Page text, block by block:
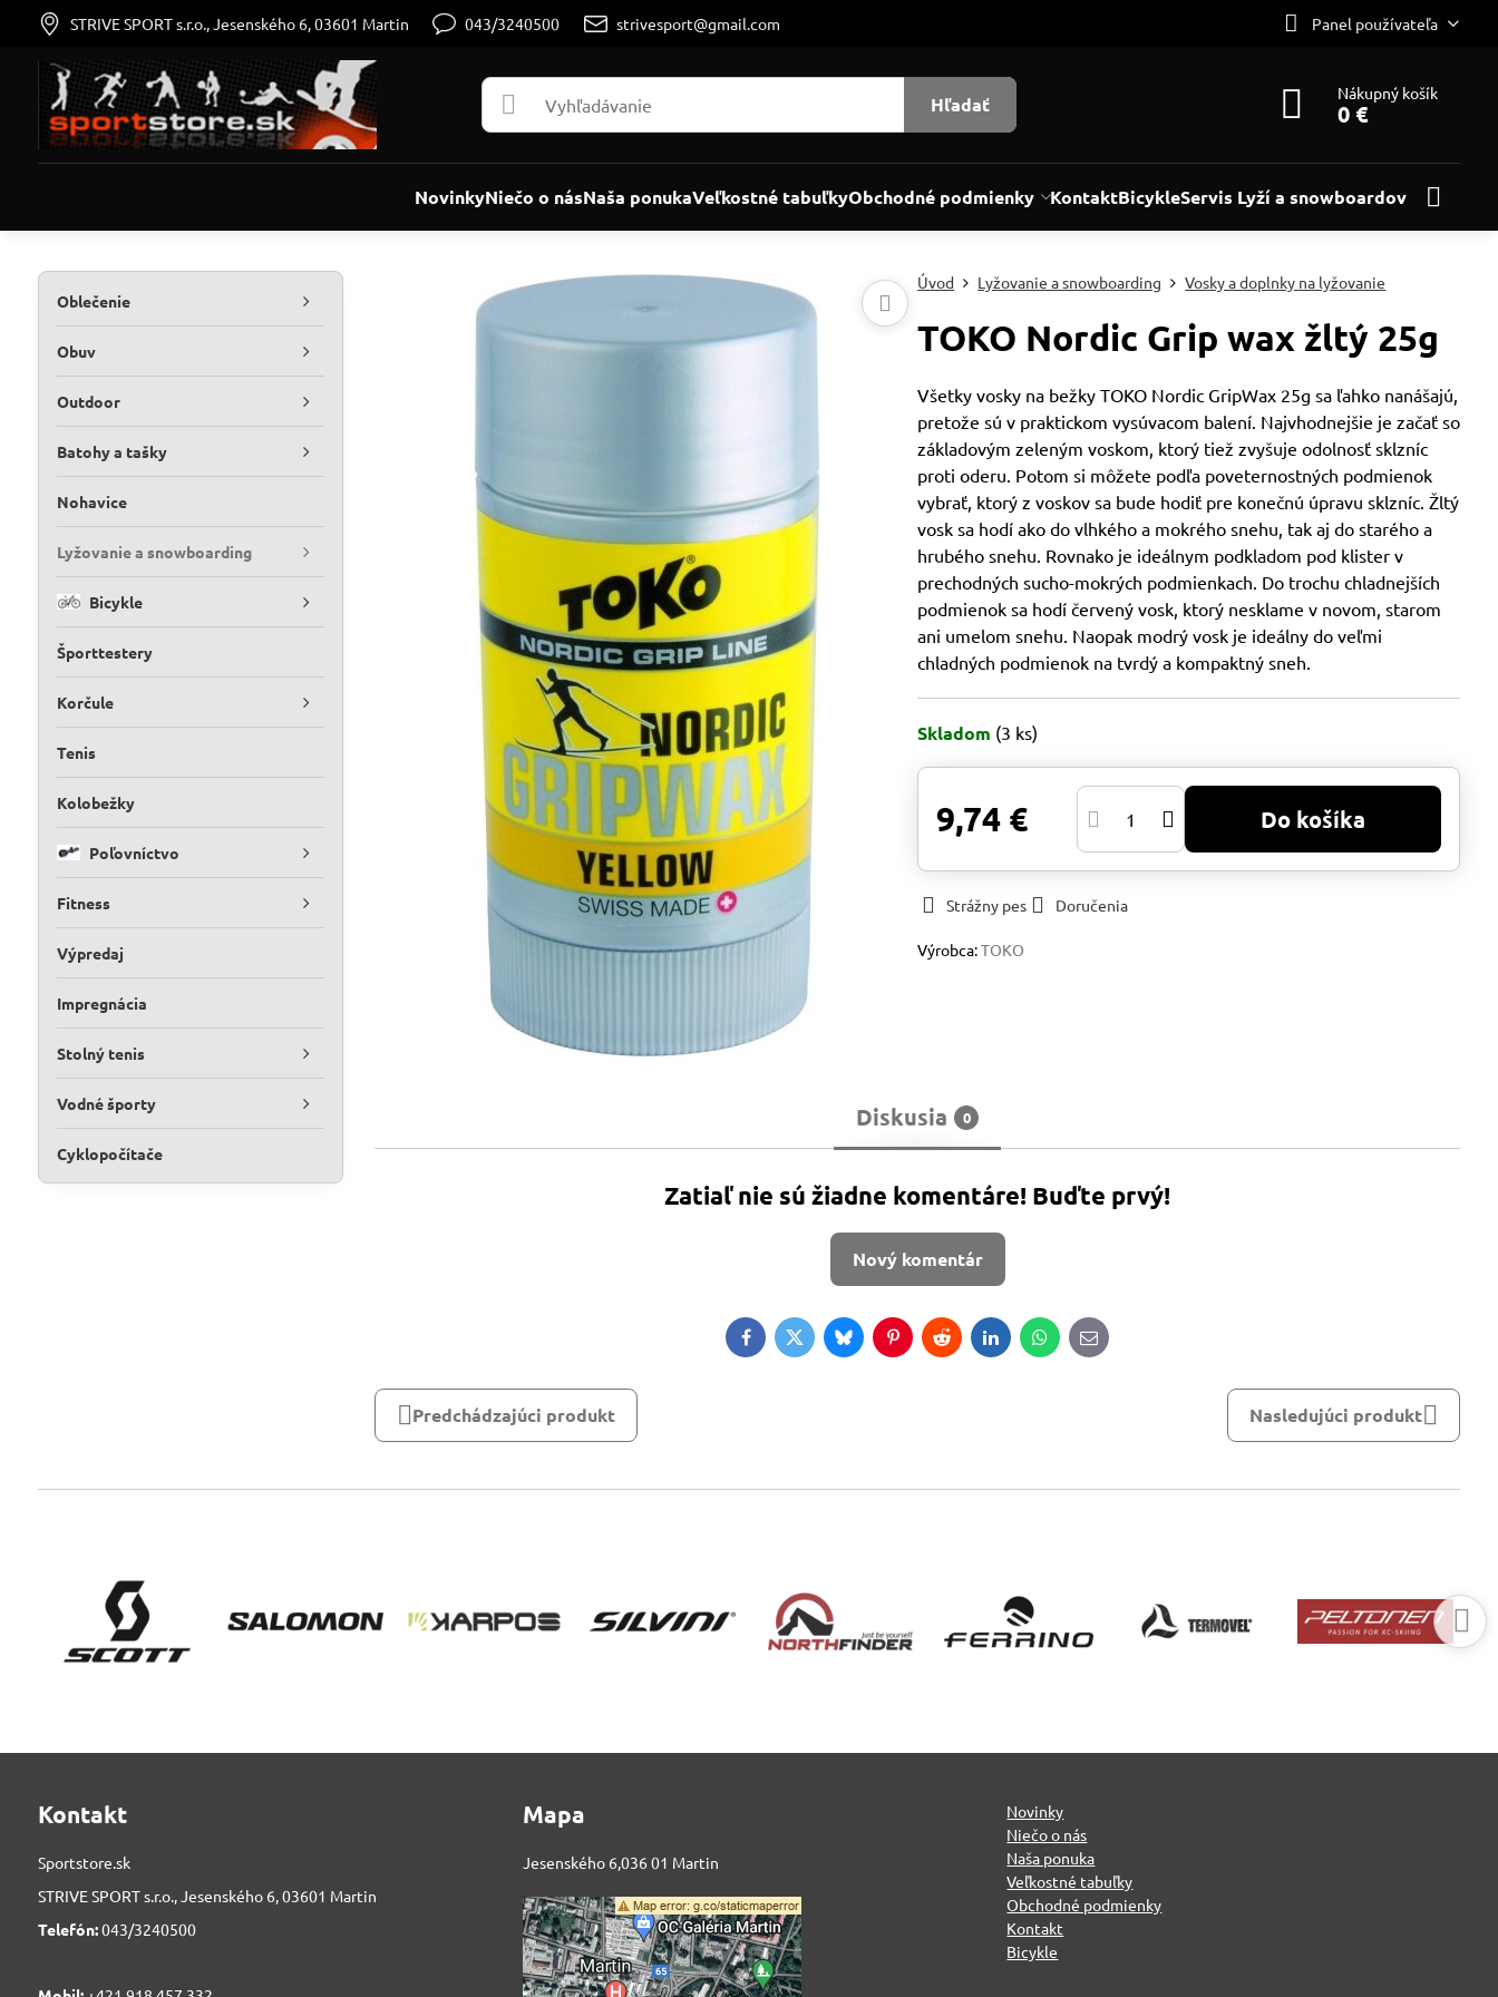
STRIVE SPORT s.r.o., Jesenského 6, 03601 Martin 043/3240500 strivesport@gmail.com Panel používateľa
Hľadať Nákupný košík
0 €
NovinkyNiečo o násNaša ponukaVeľkostné tabuľkyObchodné podmienky KontaktBicykleServis Lyží a snowboardov
Úvod Lyžovanie a snowboarding Vosky a doplnky na lyžovanie
TOKO Nordic Grip wax žltý 25g
Všetky vosky na bežky TOKO Nordic GripWax 25g sa ľahko nanášajú,
pretože sú v praktickom vysúvacom balení. Najvhodnejšie je začať so
základovým zeleným voskom, ktorý tiež zvyšuje odolnosť sklzníc
proti oderu. Potom si môžete podľa poveternostných podmienok
vybrať, ktorý z voskov sa bude hodiť pre konečnú úpravu sklzníc. Žltý
vosk sa hodí ako do vlhkého a mokrého snehu, tak aj do starého a
hrubého snehu. Rovnako je ideálnym podkladom pod klister v
prechodných sucho-mokrých podmienkach. Do trochu chladnejších
podmienok sa hodí červený vosk, ktorý nesklame v novom, starom
ani umelom snehu. Naopak modrý vosk je ideálny do veľmi
chladných podmienok na tvrdý a kompaktný sneh.
Skladom (3 ks)
9,74 € Do košíka
Strážny pes Doručenia
Výrobca:TOKO
Diskusia 0
Zatiaľ nie sú žiadne komentáre! Buďte prvý!
Nový komentár
FacebookTwitterBlueskyPinterestRedditLinkedInWhatsApp
E-
mail
Predchádzajúci produkt Nasledujúci produkt
Oblečenie
Obuv
Outdoor
Batohy a tašky
Nohavice
Lyžovanie a snowboarding
Bicykle
Športtestery
Korčule
Tenis
Kolobežky
Poľovníctvo
Fitness
Výpredaj
Impregnácia
Stolný tenis
Vodné športy
Cyklopočítače
Kontakt
Sportstore.sk
STRIVE SPORT s.r.o., Jesenského 6, 03601 Martin
Telefón:043/3240500
Mapa
Jesenského 6,036 01 Martin
Externý obsah je
blokovaný Voľbami
Novinky
Niečo o nás
Naša ponuka
Veľkostné tabuľky
Obchodné podmienky
Kontakt
Bicykle